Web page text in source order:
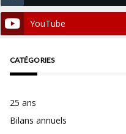
YouTube
CATÉGORIES
25 ans
Bilans annuels